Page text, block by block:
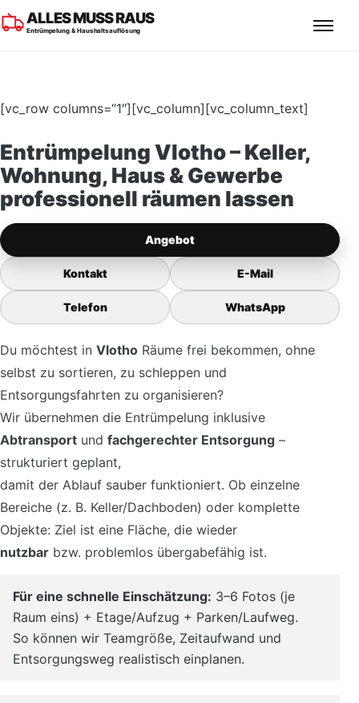
ALLES MUSS RAUS
Entrümpelung & Haushaltsauflösung
[vc_row columns=“1″][vc_column][vc_column_text]
Entrümpelung Vlotho – Keller,
Wohnung, Haus & Gewerbe
professionell räumen lassen
Angebot
Kontakt E-Mail
Telefon WhatsApp
Du möchtest in Vlotho Räume frei bekommen, ohne
selbst zu sortieren, zu schleppen und
Entsorgungsfahrten zu organisieren?
Wir übernehmen die Entrümpelung inklusive
Abtransport und fachgerechter Entsorgung –
strukturiert geplant,
damit der Ablauf sauber funktioniert. Ob einzelne
Bereiche (z. B. Keller/Dachboden) oder komplette
Objekte: Ziel ist eine Fläche, die wieder
nutzbar bzw. problemlos übergabefähig ist.
Für eine schnelle Einschätzung: 3–6 Fotos (je
Raum eins) + Etage/Aufzug + Parken/Laufweg.
So können wir Teamgröße, Zeitaufwand und
Entsorgungsweg realistisch einplanen.